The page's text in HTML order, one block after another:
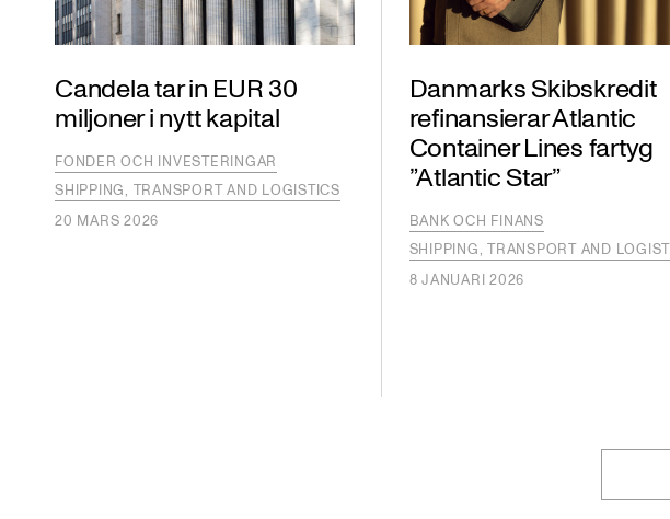
Candela tar in EUR 30
miljoner i nytt kapital
FONDER OCH INVESTERINGAR
SHIPPING, TRANSPORT AND LOGISTICS
20 MARS 2026
Danmarks Skibskredit
refinansierar Atlantic
Container Lines fartyg
”Atlantic Star”
BANK OCH FINANS
SHIPPING, TRANSPORT AND
8 JANUARI 2026